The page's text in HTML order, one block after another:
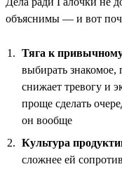
объяснимы — и вот
Тяга к
выбирать знакомое,
снижает тревогу и
проще сделать
он вообще
Культура
сложнее ей